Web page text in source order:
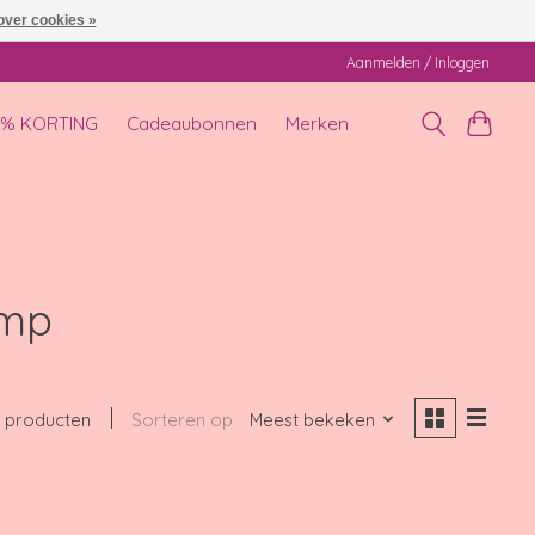
Aanmelden / Inloggen
KORTING Cadeaubonnen Merken
producten Sorteren op Meest bekeken
cookies »